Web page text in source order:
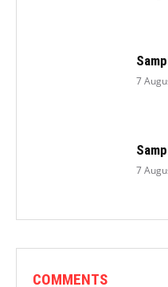
7
7
COMMENTS